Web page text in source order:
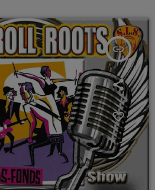
insert_link